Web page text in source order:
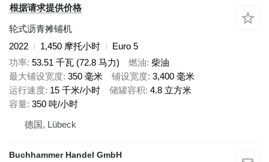
根据请求提供价格
轮式沥青摊铺机
2022
1,450 摩托小时
Euro 5
功率 53.51 千瓦 (72.8 马力) 燃油 柴油
最大铺设宽度 350 毫米 铺设宽度 3,400 毫米
运行速度 15 千米/小时 储罐容积 4.8 立方米
容量 350 吨/小时
德国, Lübeck
Buchhammer Handel GmbH